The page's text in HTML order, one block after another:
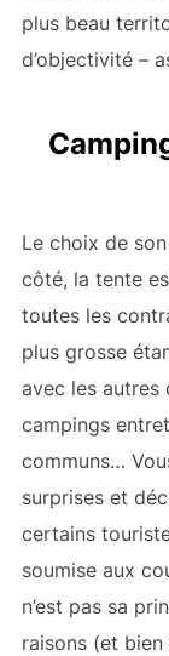
plus beau
d’objectivité –
Le choix de
côté, la tente
toutes les
plus grosse
avec les autres
campings
communs…
surprises et
certains
soumise aux
n’est pas sa
raisons (et bien